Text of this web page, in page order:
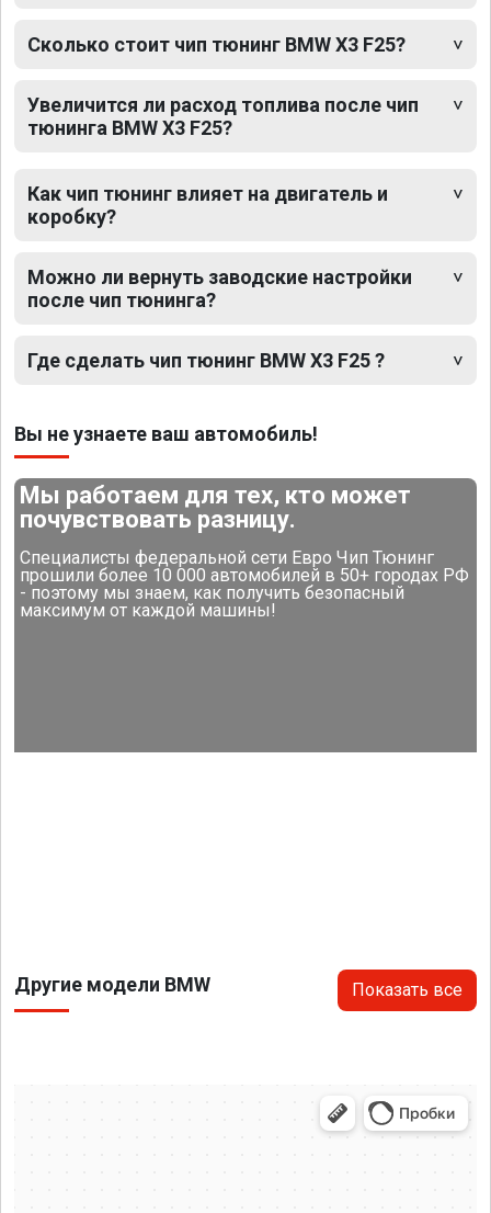
Сколько стоит чип тюнинг BMW X3 F25?
Увеличится ли расход топлива после чип
тюнинга BMW X3 F25?
Как чип тюнинг влияет на двигатель и
коробку?
Можно ли вернуть заводские настройки
после чип тюнинга?
Где сделать чип тюнинг BMW X3 F25 ?
Вы не узнаете ваш автомобиль!
Мы работаем для тех, кто может
почувствовать разницу.
Специалисты федеральной сети Евро Чип Тюнинг
прошили более 10 000 автомобилей в 50+ городах РФ
- поэтому мы знаем, как получить безопасный
максимум от каждой машины!
Другие модели BMW Показать все